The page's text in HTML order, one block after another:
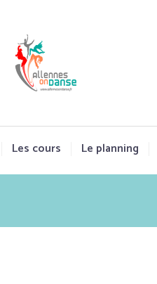
Les cours Le planning